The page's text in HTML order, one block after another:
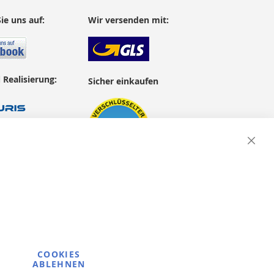
uns auf: Wir versenden mit:
Sicher einkaufen
Close
COOKIES
ABLEHNEN